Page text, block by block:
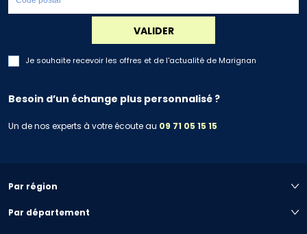
VALIDER
Je souhaite recevoir les offres et de l'actualité de Marignan
Besoin d’un échange plus personnalisé ?
Un de nos experts à votre écoute au 09 71 05 15 15
Par région
Par département